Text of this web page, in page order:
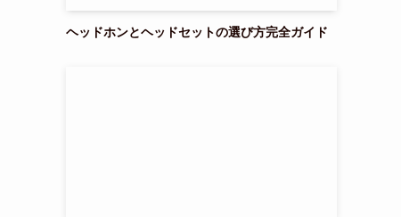
ヘッドホンとヘッドセットの選び方完全ガイド